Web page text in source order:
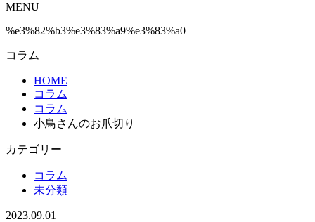
MENU
%e3%82%b3%e3%83%a9%e3%83%a0
コラム
HOME
コラム
コラム
小鳥さんのお爪切り
カテゴリー
コラム
未分類
2023.09.01